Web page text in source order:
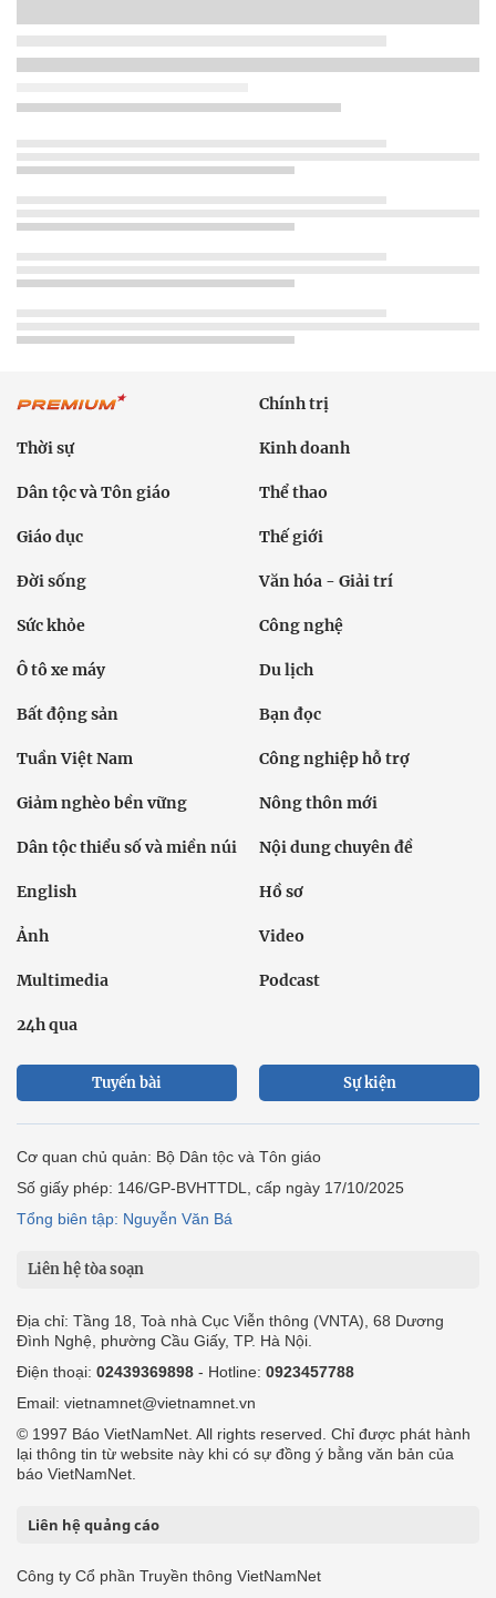
Chính trị
Thời sự Kinh doanh
Dân tộc và Tôn giáo Thể thao
Giáo dục Thế giới
Đời sống Văn hóa - Giải trí
Sức khỏe Công nghệ
Ô tô xe máy Du lịch
Bất động sản Bạn đọc
Tuần Việt Nam Công nghiệp hỗ trợ
Giảm nghèo bền vững Nông thôn mới
Dân tộc thiểu số và miền núi Nội dung chuyên đề
English Hồ sơ
Ảnh Video
Multimedia Podcast
24h qua
Tuyến bài Sự kiện
Cơ quan chủ quản: Bộ Dân tộc và Tôn giáo
Số giấy phép: 146/GP-BVHTTDL, cấp ngày 17/10/2025
Tổng biên tập: Nguyễn Văn Bá
Liên hệ tòa soạn
Địa chỉ: Tầng 18, Toà nhà Cục Viễn thông (VNTA), 68 Dương
Đình Nghệ, phường Cầu Giấy, TP. Hà Nội.
Điện thoại: 02439369898 - Hotline: 0923457788
Email: vietnamnet@vietnamnet.vn
© 1997 Báo VietNamNet. All rights reserved. Chỉ được phát hành
lại thông tin từ website này khi có sự đồng ý bằng văn bản của
báo VietNamNet.
Liên hệ quảng cáo
Công ty Cổ phần Truyền thông VietNamNet